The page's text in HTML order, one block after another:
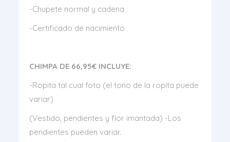
-Chupete normal y cadena
-Certificado de nacimiento
CHIMPA DE 66,95€ INCLUYE:
-Ropita tal cual foto (el tono de la ropita puede
variar)
(Vestido, pendientes y flor imantada) -Los
pendientes pueden variar.